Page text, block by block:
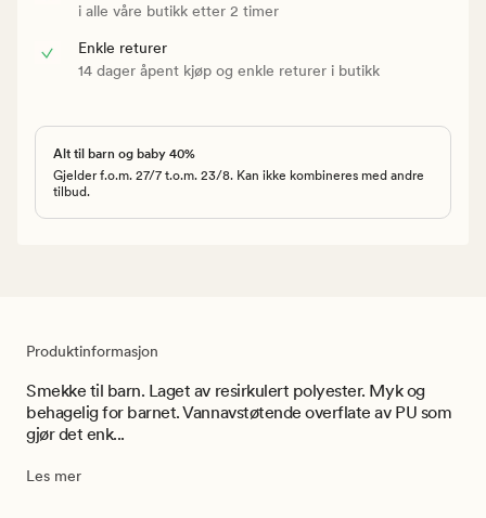
i alle våre butikk etter 2 timer
Enkle returer
14 dager åpent kjøp og enkle returer i butikk
Alt til barn og baby 40%
Gjelder f.o.m. 27/7 t.o.m. 23/8. Kan ikke kombineres med andre
tilbud.
Produktinformasjon
Smekke til barn. Laget av resirkulert polyester. Myk og
behagelig for barnet. Vannavstøtende overflate av PU som
gjør det enk...
Les mer